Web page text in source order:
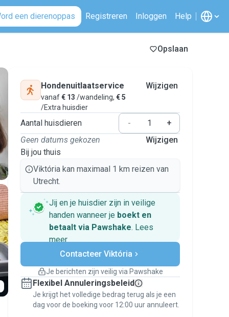
een dierenoppas Registreren Inloggen Help
Opslaan
Hondenuitlaatservice
vanaf€ 13 /wandeling, € 5
/Extra huisdier
Wijzigen
Aantal huisdieren -
+
Geen datums gekozen
Bij jou thuis
Wijzigen
Viktória kan maximaal 1 km reizen van
Utrecht.
Jij en je huisdier zijn in veilige
handen wanneer je boekt en
betaalt via Pawshake. Lees
meer
Veilig betalen
Hulp als plannen veranderen
Regel alles via Pawshake — van eerste
bericht tot betaling — en geniet van de
Pawshake Garantie.
Contacteer Viktória
Je berichten zijn veilig via Pawshake
Flexibel Annuleringsbeleid
Je krijgt het volledige bedrag terug als je een
dag voor de boeking voor 12:00 uur annuleert.